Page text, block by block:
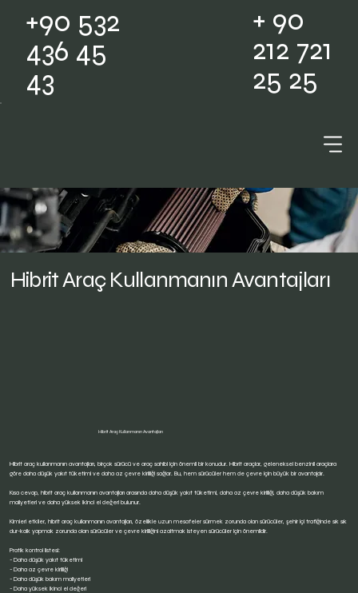
+90 532
436 45
43
+ 90
212 721
25 25
Hibrit Araç Kullanmanın Avantajları
Hibrit Araç Kullanmanın Avantajları
Hibrit araç kullanmanın avantajları, birçok sürücü ve araç sahibi için önemli bir konudur. Hibrit araçlar, geleneksel benzinli araçlara
göre daha düşük yakıt tüketimi ve daha az çevre kirliliği sağlar. Bu, hem sürücüler hem de çevre için büyük bir avantajdır.
Kısa cevap, hibrit araç kullanmanın avantajları arasında daha düşük yakıt tüketimi, daha az çevre kirliliği, daha düşük bakım
maliyetleri ve daha yüksek ikinci el değeri bulunur.
Kimleri etkiler, hibrit araç kullanmanın avantajları, özellikle uzun mesafeler sürmek zorunda olan sürücüler, şehir içi trafiğinde sık sık
dur-kalk yapmak zorunda olan sürücüler ve çevre kirliliğini azaltmak isteyen sürücüler için önemlidir.
Pratik kontrol listesi:
- Daha düşük yakıt tüketimi
- Daha az çevre kirliliği
- Daha düşük bakım maliyetleri
- Daha yüksek ikinci el değeri